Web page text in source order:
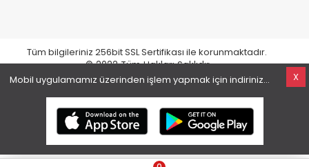
Tüm bilgileriniz 256bit SSL Sertifikası ile korunmaktadır.
© 2022Tüm Hakları Saklıdır
X
Mobil uygulamamız üzerinden işlem yapmak için indiriniz...
superKET E-ticaret ve Pazaryeri Entegrasyon Çözümleri